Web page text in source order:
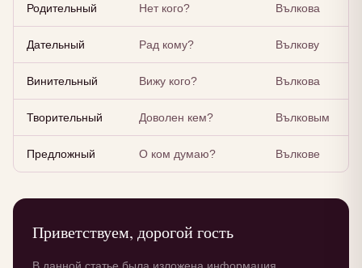
Родительный Нет кого? Вълкова
Дательный Рад кому? Вълкову
Винительный Вижу кого? Вълкова
Творительный Доволен кем? Вълковым
Предложный О ком думаю? Вълкове
Приветствуем, дорогой гость